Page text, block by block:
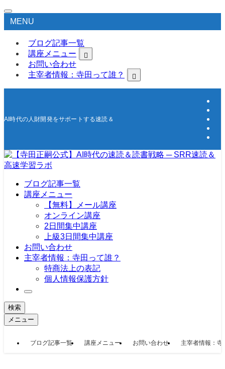
MENU
ブログ記事一覧
講座メニュー
お問い合わせ
主宰者情報：寺田って誰？
AI時代の人財開発をサポートする速読＆高速学習の研究所
ブログ記事一覧
講座メニュー
【無料】メール講座
オンライン講座
2日間集中講座
上級3日間集中講座
お問い合わせ
主宰者情報：寺田って誰？
特商法上の表記
個人情報保護方針
検索
メニュー
ブログ記事一覧 講座メニュー お問い合わせ 主宰者情報：寺